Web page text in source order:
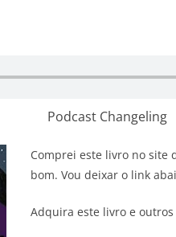
Podcast Changeling
Comprei este livro no site
bom. Vou deixar o link
Adquira este livro e